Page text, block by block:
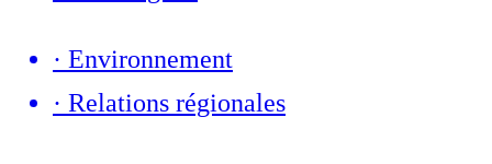
· Environnement
· Relations régionales